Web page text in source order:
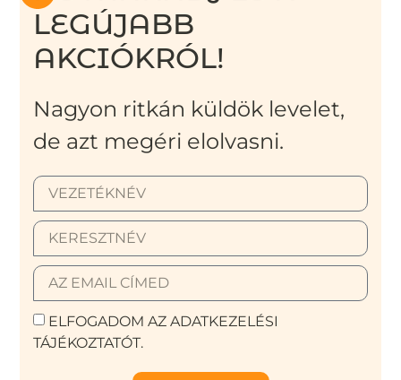
LEGÚJABB
AKCIÓKRÓL!
Nagyon ritkán küldök levelet,
de azt megéri elolvasni.
ELFOGADOM AZ ADATKEZELÉSI
TÁJÉKOZTATÓT.